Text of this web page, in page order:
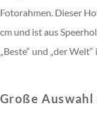
Fotorahmen. Dieser
cm und ist aus
„Beste“ und „der
Große Auswahl